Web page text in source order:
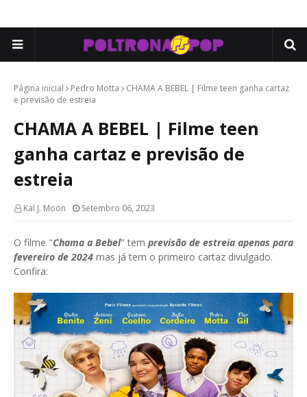
Página inicial Pedro Motta
CHAMA A BEBEL | Filme teen ganha cartaz
e previsão de estreia
CHAMA A BEBEL | Filme teen
ganha cartaz e previsão de
estreia
Kal J. Moon Setembro 06, 2023
O filme "Chama a Bebel" tem previsão de estreia apenas para
fevereiro de 2024 mas já tem o primeiro cartaz divulgado.
Confira: